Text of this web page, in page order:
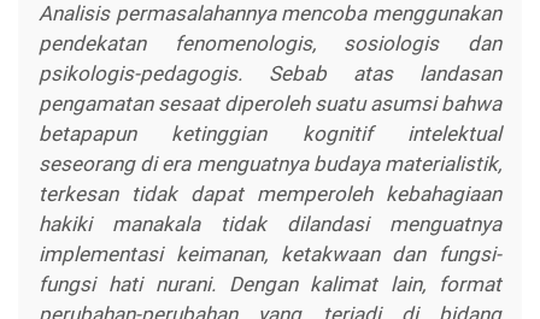
Analisis permasalahannya mencoba menggunakan
pendekatan fenomenologis, sosiologis dan
psikologis-pedagogis. Sebab atas landasan
pengamatan sesaat diperoleh suatu asumsi bahwa
betapapun ketinggian kognitif intelektual
seseorang di era menguatnya budaya materialistik,
terkesan tidak dapat memperoleh kebahagiaan
hakiki manakala tidak dilandasi menguatnya
implementasi keimanan, ketakwaan dan fungsi-
fungsi hati nurani. Dengan kalimat lain, format